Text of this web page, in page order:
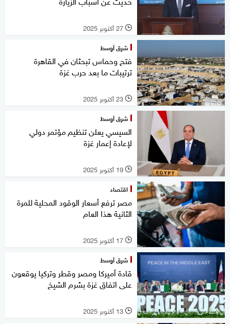
l 27 أكتوبر 2025
شرق أوسط
فتح وحماس تبحثان في القاهرة
ترتيبات ما بعد حرب غزة
l 23 أكتوبر 2025
شرق أوسط
السيسي يعلن تنظيم مؤتمر دولي
لإعادة إعمار غزة
l 19 أكتوبر 2025
اقتصاد
مصر ترفع أسعار الوقود المحلية للمرة
الثانية هذا العام
l 17 أكتوبر 2025
شرق أوسط
قادة أميركا ومصر وقطر وتركيا يوقعون
على اتفاق غزة بشرم الشيخ
l 13 أكتوبر 2025